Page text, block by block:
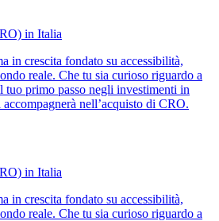
in Italia
in crescita fondato su accessibilità,
reale. Che tu sia curioso riguardo a
primo passo negli investimenti in
nell’acquisto di CRO.
in Italia
in crescita fondato su accessibilità,
reale. Che tu sia curioso riguardo a